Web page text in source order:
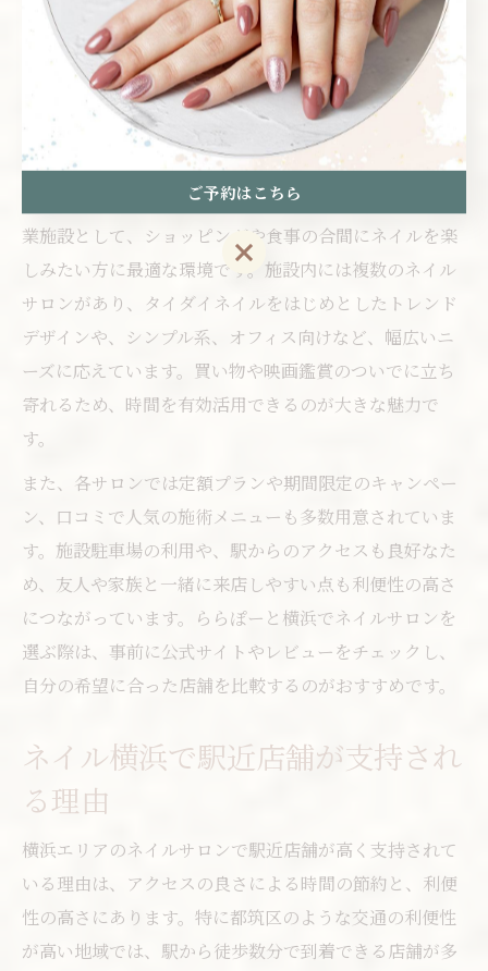
軽に問い合わせてみましょう。
ららぽーと横浜ネイルの利便性を
徹底比較
ららぽーと横浜は、多彩なネイルサロンが集まる大型商
業施設として、ショッピングや食事の合間にネイルを楽
しみたい方に最適な環境です。施設内には複数のネイル
サロンがあり、タイダイネイルをはじめとしたトレンド
デザインや、シンプル系、オフィス向けなど、幅広いニ
ーズに応えています。買い物や映画鑑賞のついでに立ち
寄れるため、時間を有効活用できるのが大きな魅力で
す。
また、各サロンでは定額プランや期間限定のキャンペー
ン、口コミで人気の施術メニューも多数用意されていま
す。施設駐車場の利用や、駅からのアクセスも良好なた
め、友人や家族と一緒に来店しやすい点も利便性の高さ
につながっています。ららぽーと横浜でネイルサロンを
選ぶ際は、事前に公式サイトやレビューをチェックし、
自分の希望に合った店舗を比較するのがおすすめです。
ネイル横浜で駅近店舗が支持され
る理由
横浜エリアのネイルサロンで駅近店舗が高く支持されて
いる理由は、アクセスの良さによる時間の節約と、利便
性の高さにあります。特に都筑区のような交通の利便性
が高い地域では、駅から徒歩数分で到着できる店舗が多
ご予約はこちら
ご予約はこちら